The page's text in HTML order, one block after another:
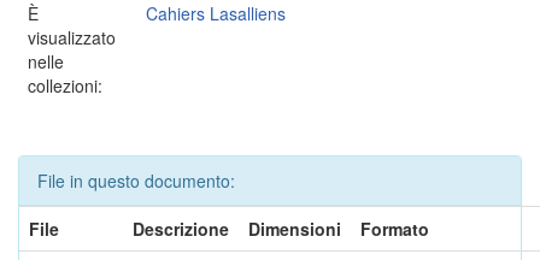
È
visualizzato
nelle
collezioni:
Cahiers Lasalliens
File in questo documento:
File
Descrizione Dimensioni
Formato